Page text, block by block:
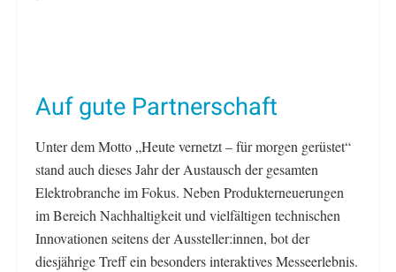
Auf gute Partnerschaft
Unter dem Motto „Heute vernetzt – für morgen gerüstet“
stand auch dieses Jahr der Austausch der gesamten
Elektrobranche im Fokus. Neben Produkterneuerungen
im Bereich Nachhaltigkeit und vielfältigen technischen
Innovationen seitens der Aussteller:innen, bot der
diesjährige Treff ein besonders interaktives Messeerlebnis.